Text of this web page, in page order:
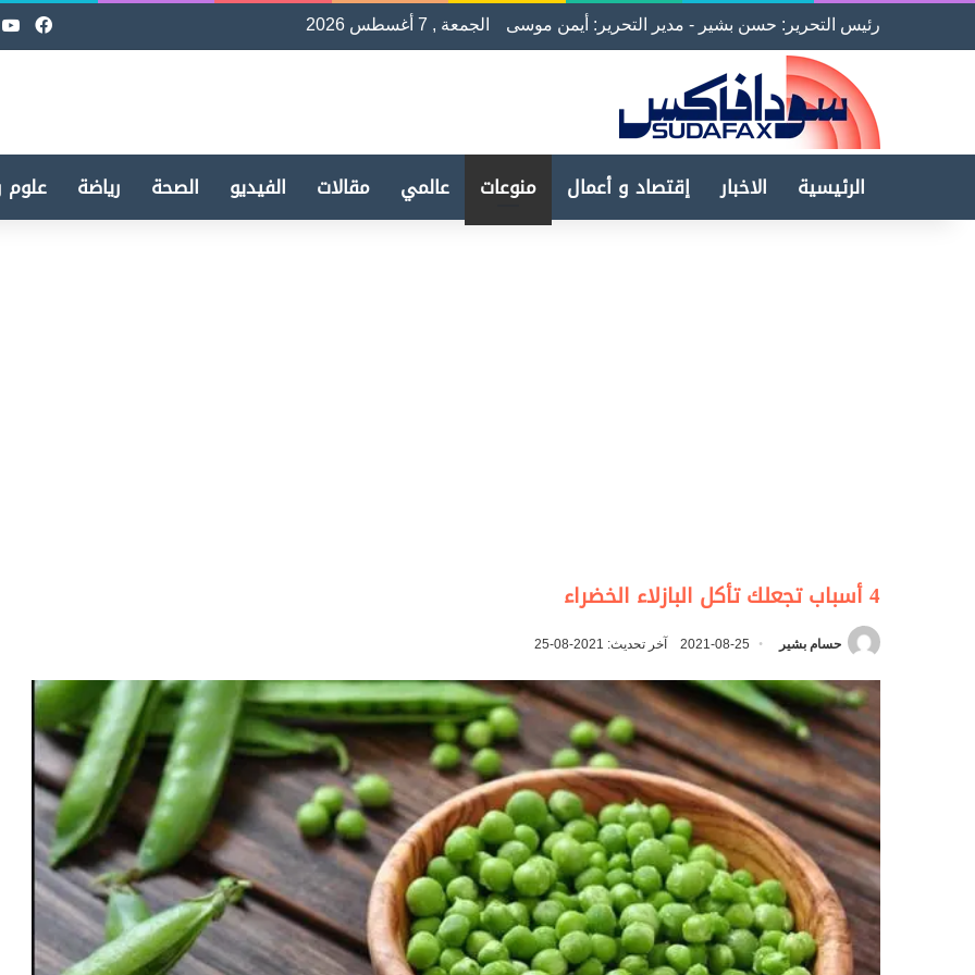
رئيس التحرير: حسن بشير - مدير التحرير: أيمن موسى الجمعة , 7 أغسطس 2026
الرئيسية الاخبار إقتصاد و أعمال منوعات عالمي مقالات الفيديو الصحة رياضة علوم
4 أسباب تجعلك تأكل البازلاء الخضراء
حسام بشير 2021-08-25 آخر تحديث: 2021-08-25